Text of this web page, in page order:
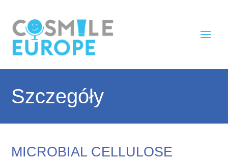
Szczegóły
MICROBIAL CELLULOSE